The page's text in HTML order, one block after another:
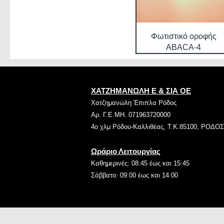
Φωτιστικό οροφής
ABACA-4
ΧΑΤΖΗΜΑΝΩΛΗ Ε & ΣΙΑ ΟΕ
Χατζημανώλη Έπιπλα Ρόδος
Αρ. Γ.Ε.ΜΗ. 071963720000
4ο χλμ Ρόδου-Καλλιθέας, Τ.Κ.85100, ΡΟΔΟΣ
Ωράριο Λειτουργίας
Καθημερινές: 08:45 έως και 15:45
Σάββατο: 09:00 έως και 14:00